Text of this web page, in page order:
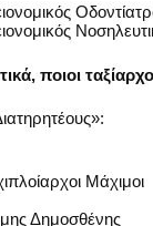
ποιοι
Μάχιμοι
Δημοσθένης